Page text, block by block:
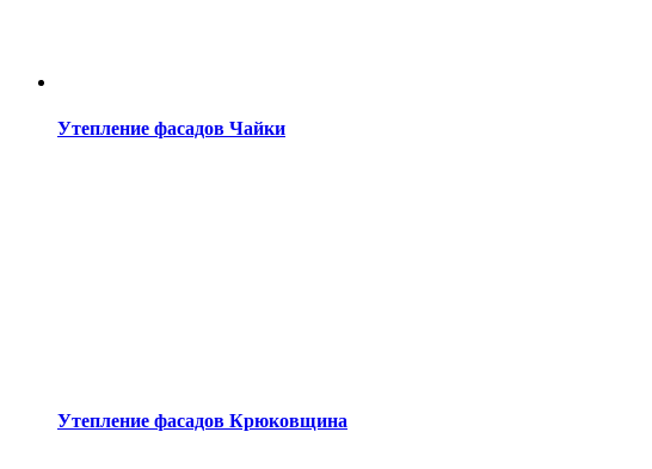
Утепление фасадов Чайки
Утепление фасадов Крюковщина